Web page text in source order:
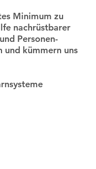
Minimum zu
nachrüstbarer
Personen-
und kümmern uns